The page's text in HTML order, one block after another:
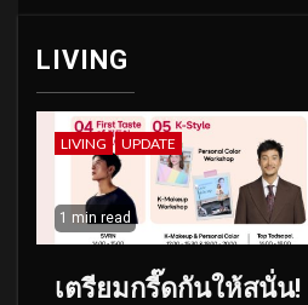
LIVING
LIVING UPDATE
1 min read
เตรียมกรี๊ดกันให้สนั่น